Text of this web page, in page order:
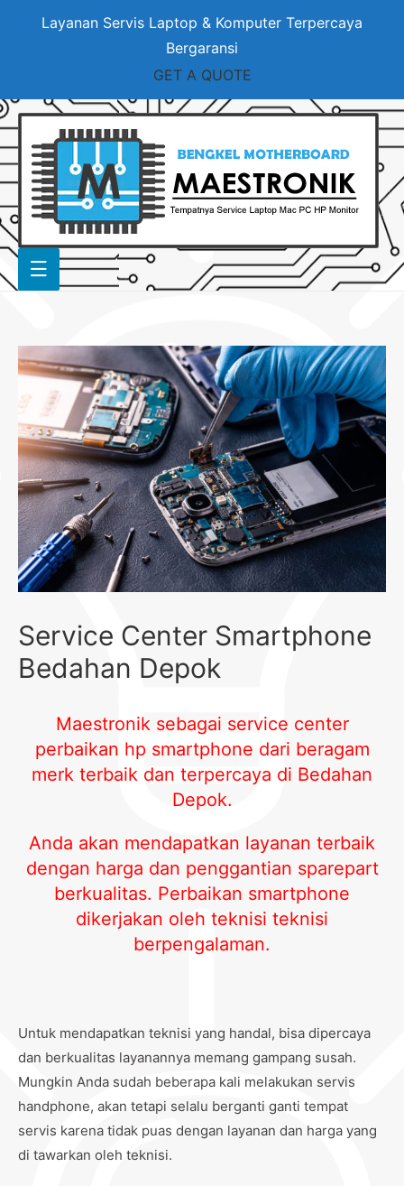
Layanan Servis Laptop & Komputer Terpercaya
Bergaransi
GET A QUOTE
Service Center Smartphone
Bedahan Depok
Maestronik sebagai service center
perbaikan hp smartphone dari beragam
merk terbaik dan terpercaya di Bedahan
Depok.
Anda akan mendapatkan layanan terbaik
dengan harga dan penggantian sparepart
berkualitas. Perbaikan smartphone
dikerjakan oleh teknisi teknisi
berpengalaman.
Untuk mendapatkan teknisi yang handal, bisa dipercaya
dan berkualitas layanannya memang gampang susah.
Mungkin Anda sudah beberapa kali melakukan servis
handphone, akan tetapi selalu berganti ganti tempat
servis karena tidak puas dengan layanan dan harga yang
di tawarkan oleh teknisi.